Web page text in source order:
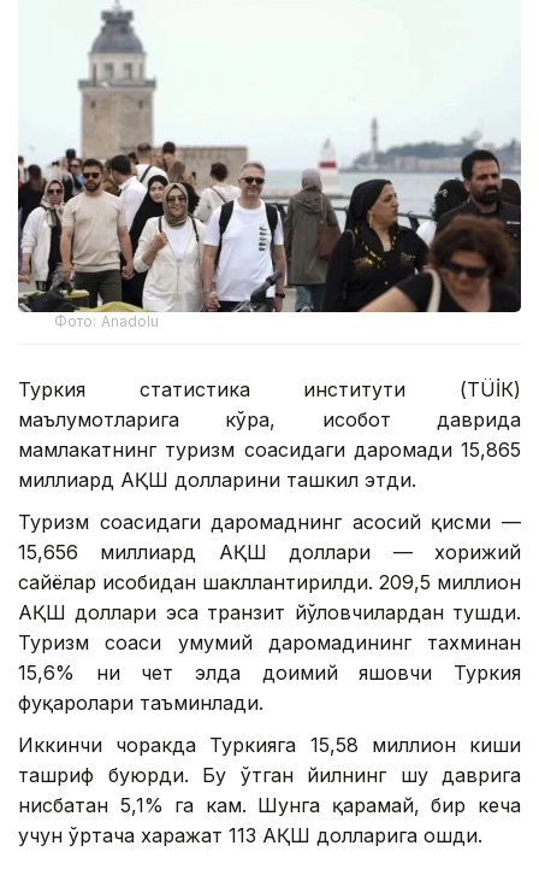
Фото: Anadolu
Туркия статистика институти (ТÜİК)
маълумотларига кўра, ҳисобот даврида
мамлакатнинг туризм соҳасидаги даромади 15,865
миллиард АҚШ долларини ташкил этди.
Туризм соҳасидаги даромаднинг асосий қисми —
15,656 миллиард АҚШ доллари — хорижий
сайёҳлар ҳисобидан шакллантирилди. 209,5 миллион
АҚШ доллари эса транзит йўловчилардан тушди.
Туризм соҳаси умумий даромадининг тахминан
15,6% ни чет элда доимий яшовчи Туркия
фуқаролари таъминлади.
Иккинчи чоракда Туркияга 15,58 миллион киши
ташриф буюрди. Бу ўтган йилнинг шу даврига
нисбатан 5,1% га кам. Шунга қарамай, бир кеча
учун ўртача харажат 113 АҚШ долларига ошди.